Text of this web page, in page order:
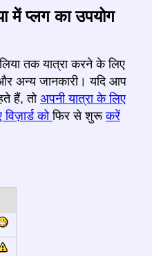
में प्लग का उपयोग
तक यात्रा करने के लिए
अन्य जानकारी। यदि आप
हैं, तो अपनी यात्रा के लिए
कोफिर से शुरूकरें